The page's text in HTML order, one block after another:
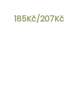
185Kč/207Kč